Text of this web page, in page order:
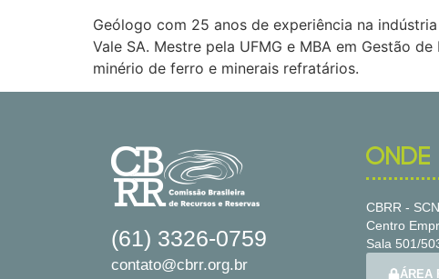
Geólogo com 25 anos de experiência na
Vale SA. Mestre pela UFMG e MBA em Gestão
minério de ferro e minerais refratários.
(61) 3326-0759
contato@cbrr.org.br
ONDE
CBRR -
Centro
Sala 501/
ÁREA